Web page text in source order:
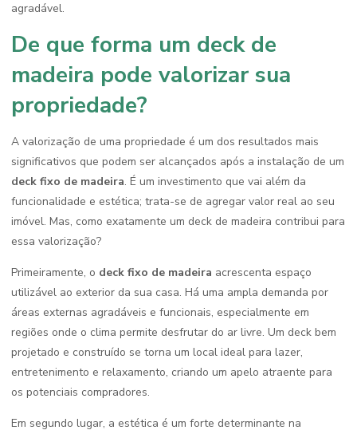
agradável.
De que forma um deck de
madeira pode valorizar sua
propriedade?
A valorização de uma propriedade é um dos resultados mais
significativos que podem ser alcançados após a instalação de um
deck fixo de madeira. É um investimento que vai além da
funcionalidade e estética; trata-se de agregar valor real ao seu
imóvel. Mas, como exatamente um deck de madeira contribui para
essa valorização?
Primeiramente, o deck fixo de madeira acrescenta espaço
utilizável ao exterior da sua casa. Há uma ampla demanda por
áreas externas agradáveis e funcionais, especialmente em
regiões onde o clima permite desfrutar do ar livre. Um deck bem
projetado e construído se torna um local ideal para lazer,
entretenimento e relaxamento, criando um apelo atraente para
os potenciais compradores.
Em segundo lugar, a estética é um forte determinante na